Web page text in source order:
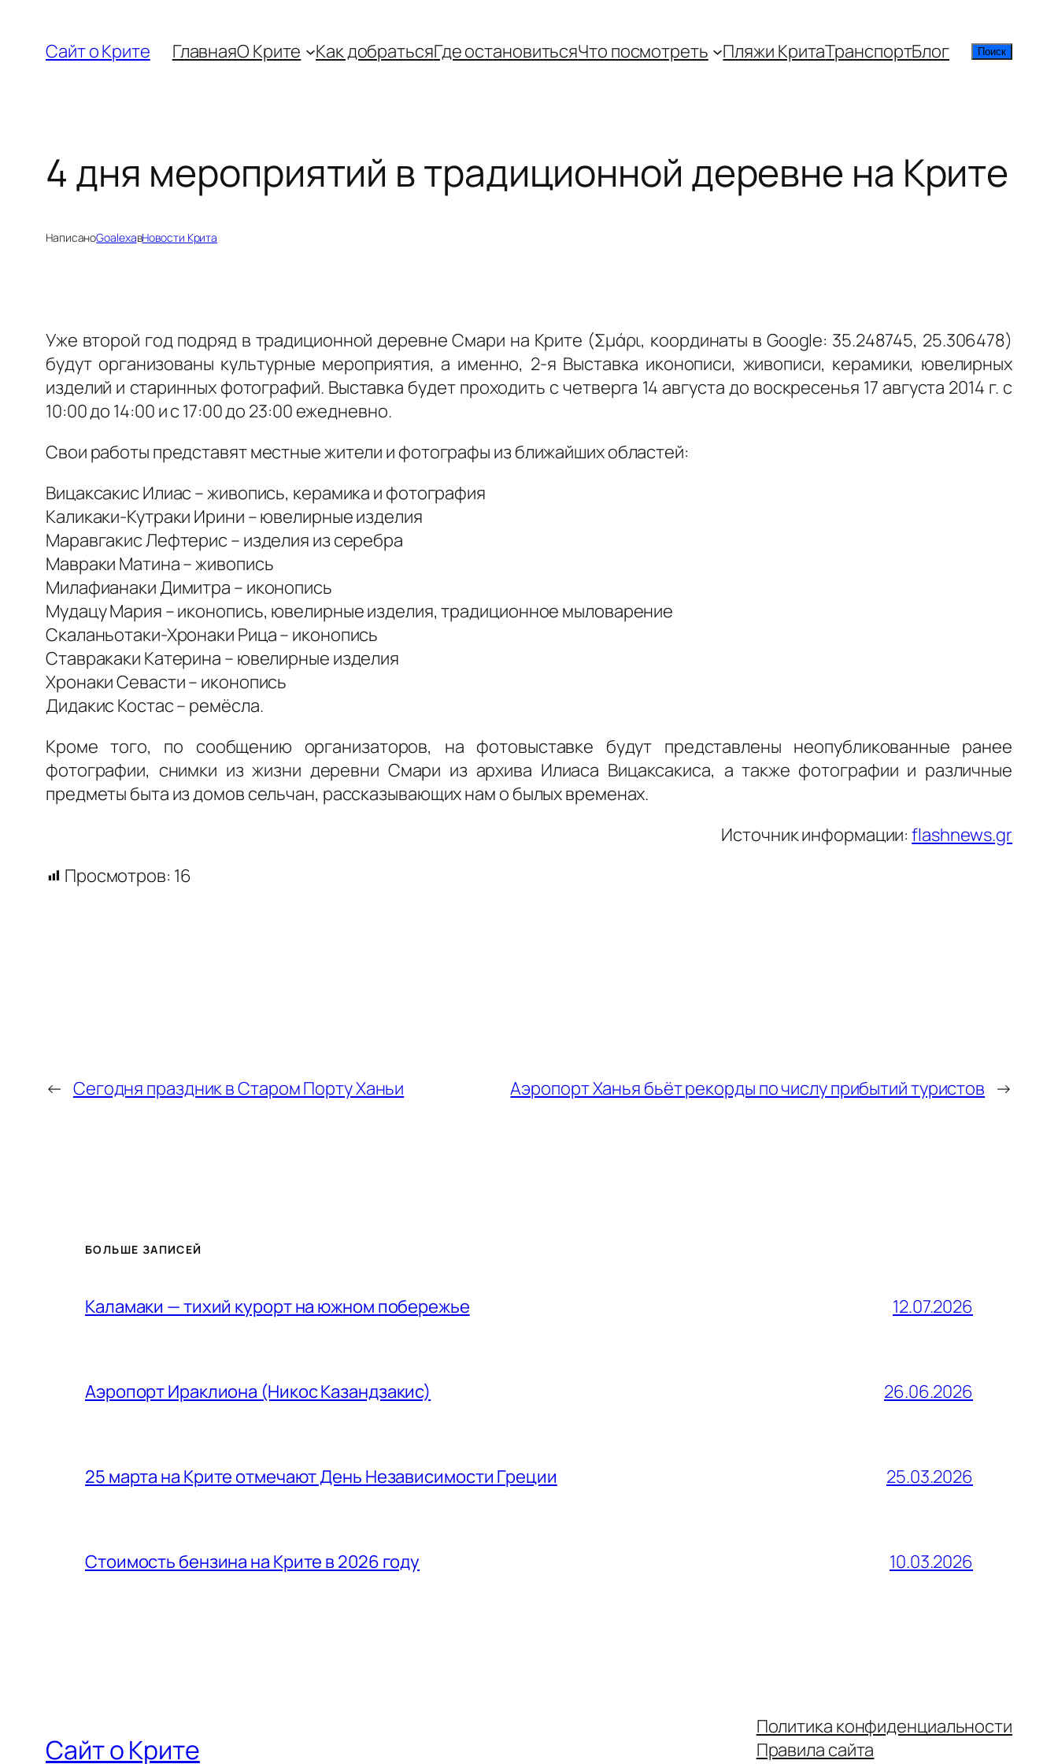
содержимому
Сайт о Крите ГлавнаяО Крите Как добратьсяГде остановитьсяЧто посмотреть Пляжи КритаТранспортБлог Поиск
Поиск
4 дня мероприятий в традиционной деревне на Крите
НаписаноGoalexaвНовости Крита
Уже второй год подряд в традиционной деревне Смари на Крите (Σμάρι, координаты в Google: 35.248745, 25.306478)
будут организованы культурные мероприятия, а именно, 2-я Выставка иконописи, живописи, керамики, ювелирных
изделий и старинных фотографий. Выставка будет проходить с четверга 14 августа до воскресенья 17 августа 2014 г. с
10:00 до 14:00 и с 17:00 до 23:00 ежедневно.
Свои работы представят местные жители и фотографы из ближайших областей:
Вицаксакис Илиас – живопись, керамика и фотография
Каликаки-Кутраки Ирини – ювелирные изделия
Маравгакис Лефтерис – изделия из серебра
Мавраки Матина – живопись
Милафианаки Димитра – иконопись
Мудацу Мария – иконопись, ювелирные изделия, традиционное мыловарение
Скаланьотаки-Хронаки Рица – иконопись
Ставракаки Катерина – ювелирные изделия
Хронаки Севасти – иконопись
Дидакис Костас – ремёсла.
Кроме того, по сообщению организаторов, на фотовыставке будут представлены неопубликованные ранее
фотографии, снимки из жизни деревни Смари из архива Илиаса Вицаксакиса, а также фотографии и различные
предметы быта из домов сельчан, рассказывающих нам о былых временах.
Источник информации:flashnews.gr
Просмотров: 16
← Сегодня праздник в Старом Порту Ханьи Аэропорт Ханья бьёт рекорды по числу прибытий туристов →
БОЛЬШЕ ЗАПИСЕЙ
Каламаки — тихий курорт на южном побережье 12.07.2026
Аэропорт Ираклиона (Никос Казандзакис) 26.06.2026
25 марта на Крите отмечают День Независимости Греции 25.03.2026
Стоимость бензина на Крите в 2026 году 10.03.2026
Сайт о Крите
Политика конфиденциальности
Правила сайта